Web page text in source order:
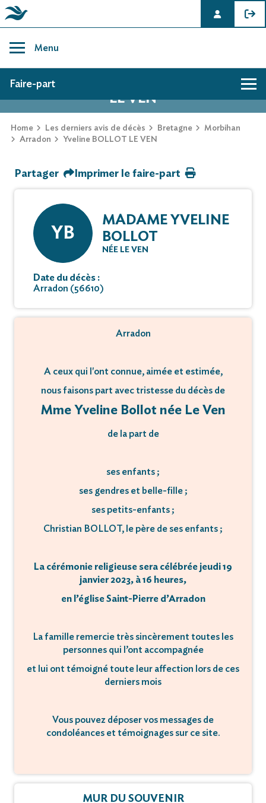
content
Menu
AVIS DE DÉCÈS DE YVELINE BOLLOT
LE VEN
Home Les derniers avis de décès Bretagne
Morbihan
Arradon
Yveline BOLLOT LE VEN
Faire-part
Partager Imprimer le faire-part
YB
MADAME YVELINE
BOLLOT
NÉE LE VEN
Date du décès :
Arradon (56610)
Arradon
A ceux qui l'ont connue, aimée et estimée,
nous faisons part avec tristesse du décès de
Mme Yveline Bollot née Le Ven
de la part de
ses enfants ;
ses gendres et belle-fille ;
ses petits-enfants ;
Christian BOLLOT, le père de ses enfants ;
La cérémonie religieuse sera célébrée jeudi 19
janvier 2023, à 16 heures,
en l’église Saint-Pierre d’Arradon
La famille remercie très sincèrement toutes les
personnes qui l’ont accompagnée
et lui ont témoigné toute leur affection lors de ces
derniers mois
Vous pouvez déposer vos messages de
condoléances et témoignages sur ce site.
MUR DU SOUVENIR